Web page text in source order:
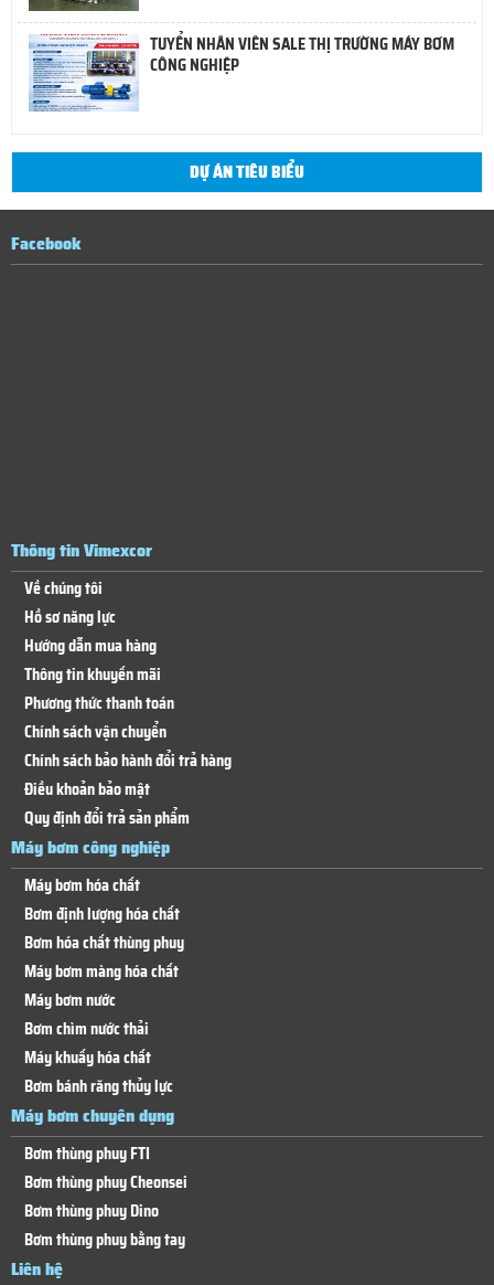
TUYỂN NHÂN VIÊN SALE THỊ TRƯỜNG MÁY BƠM
CÔNG NGHIỆP
DỰ ÁN TIÊU BIỂU
Facebook
Thông tin Vimexcor
Về chúng tôi
Hồ sơ năng lực
Hướng dẫn mua hàng
Thông tin khuyến mãi
Phương thức thanh toán
Chính sách vận chuyển
Chính sách bảo hành đổi trả hàng
Điều khoản bảo mật
Quy định đổi trả sản phẩm
Máy bơm công nghiệp
Máy bơm hóa chất
Bơm định lượng hóa chất
Bơm hóa chất thùng phuy
Máy bơm màng hóa chất
Máy bơm nước
Bơm chìm nước thải
Máy khuấy hóa chất
Bơm bánh răng thủy lực
Máy bơm chuyên dụng
Bơm thùng phuy FTI
Bơm thùng phuy Cheonsei
Bơm thùng phuy Dino
Bơm thùng phuy bằng tay
Liên hệ